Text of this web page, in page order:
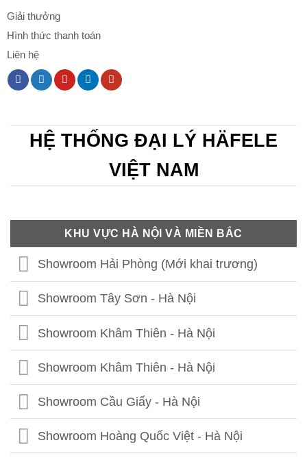
Giải thưởng
Hình thức thanh toán
Liên hệ
HỆ THỐNG ĐẠI LÝ HÄFELE
VIỆT NAM
KHU VỰC HÀ NỘI VÀ MIỀN BẮC
Showroom Hải Phòng (Mới khai trương)
Showroom Tây Sơn - Hà Nội
Showroom Khâm Thiên - Hà Nội
Showroom Khâm Thiên - Hà Nội
Showroom Cầu Giấy - Hà Nội
Showroom Hoàng Quốc Việt - Hà Nội